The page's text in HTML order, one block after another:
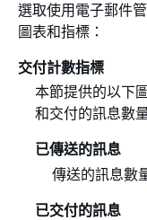
選取使用電子郵件
圖表和指標：
交付計數指標
本節提供的以下
和交付的訊息數
已傳送的訊息
傳送的訊息數
已交付的訊息